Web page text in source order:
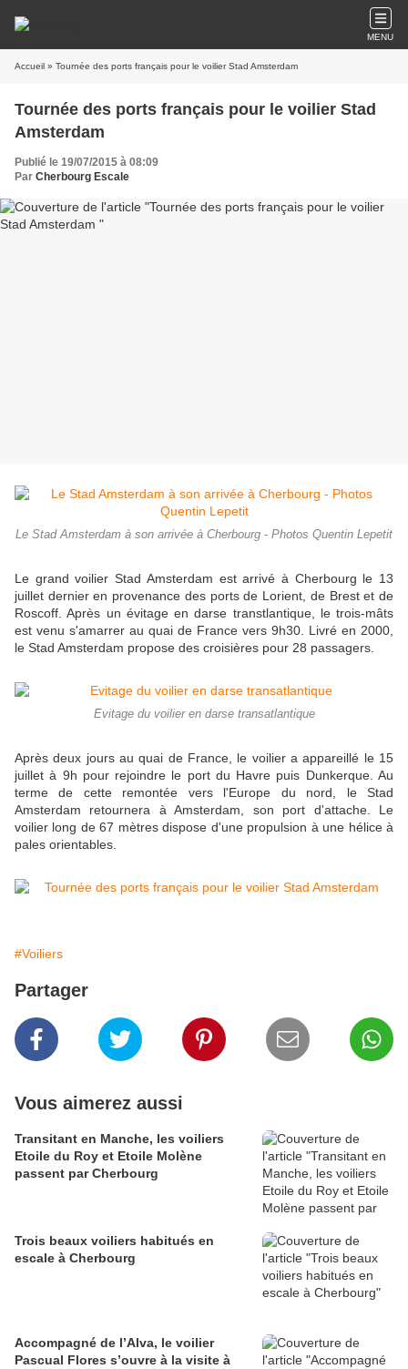
MENU
Accueil » Tournée des ports français pour le voilier Stad Amsterdam
Tournée des ports français pour le voilier Stad
Amsterdam
Publié le 19/07/2015 à 08:09
Par Cherbourg Escale
Le Stad Amsterdam à son arrivée à Cherbourg - Photos Quentin Lepetit
Le grand voilier Stad Amsterdam est arrivé à Cherbourg le 13
juillet dernier en provenance des ports de Lorient, de Brest et de
Roscoff. Après un évitage en darse transtlantique, le trois-mâts
est venu s'amarrer au quai de France vers 9h30. Livré en 2000,
le Stad Amsterdam propose des croisières pour 28 passagers.
Evitage du voilier en darse transatlantique
Après deux jours au quai de France, le voilier a appareillé le 15
juillet à 9h pour rejoindre le port du Havre puis Dunkerque. Au
terme de cette remontée vers l'Europe du nord, le Stad
Amsterdam retournera à Amsterdam, son port d'attache. Le
voilier long de 67 mètres dispose d'une propulsion à une hélice à
pales orientables.
#Voiliers
Partager
Vous aimerez aussi
Transitant en Manche, les voiliers
Etoile du Roy et Etoile Molène
passent par Cherbourg
Trois beaux voiliers habitués en
escale à Cherbourg
Accompagné de l’Alva, le voilier
Pascual Flores s’ouvre à la visite à